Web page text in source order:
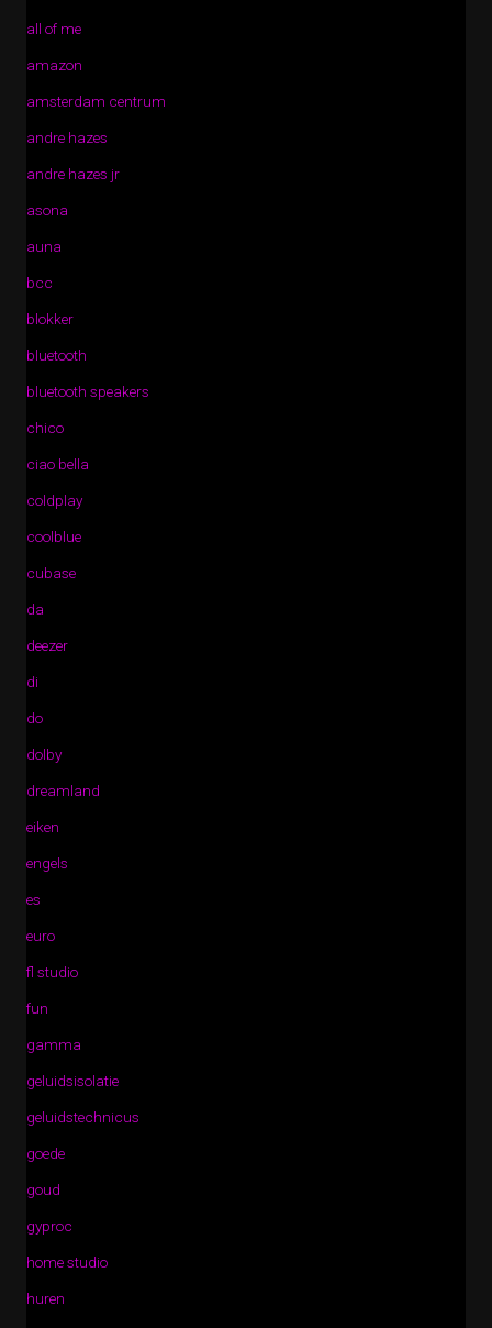
all of me
amazon
amsterdam centrum
andre hazes
andre hazes jr
asona
auna
bcc
blokker
bluetooth
bluetooth speakers
chico
ciao bella
coldplay
coolblue
cubase
da
deezer
di
do
dolby
dreamland
eiken
engels
es
euro
fl studio
fun
gamma
geluidsisolatie
geluidstechnicus
goede
goud
gyproc
home studio
huren